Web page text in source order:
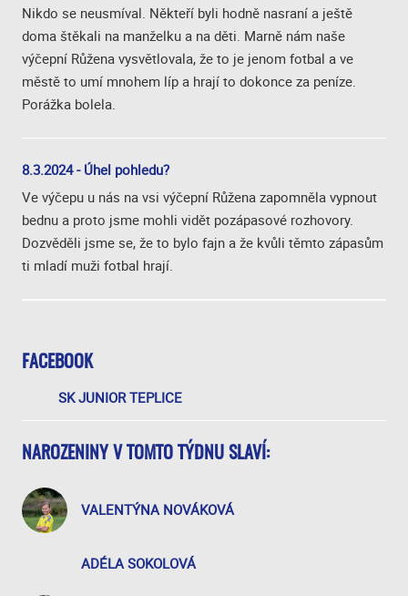
FACEBOOK
SK JUNIOR TEPLICE
NAROZENINY V TOMTO TÝDNU SLAVÍ:
VALENTÝNA NOVÁKOVÁ
ADÉLA SOKOLOVÁ
Nikdo se neusmíval. Někteří byli hodně nasraní a ještě
doma štěkali na manželku a na děti. Marně nám naše
výčepní Růžena vysvětlovala, že to je jenom fotbal a ve
městě to umí mnohem líp a hrají to dokonce za peníze.
Porážka bolela.
8.3.2024 - Úhel pohledu?
Ve výčepu u nás na vsi výčepní Růžena zapomněla vypnout
bednu a proto jsme mohli vidět pozápasové rozhovory.
Dozvěděli jsme se, že to bylo fajn a že kvůli těmto zápasům
ti mladí muži fotbal hrají.